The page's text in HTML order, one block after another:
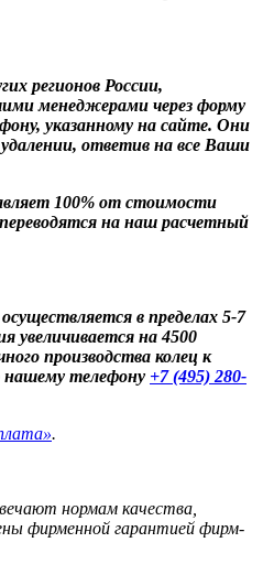
регионов России,
менеджерами через форму
указанному на сайте. Они
ответив на все Ваши
100% от стоимости
на наш расчетный
в пределах 5-7
увеличивается на 4500
производства колец к
телефону +7 (495) 280-
.
нормам качества,
фирменной гарантией фирм-